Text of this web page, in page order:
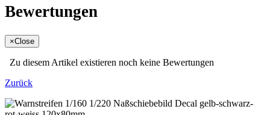
Bewertungen
×Close
Zu diesem Artikel existieren noch keine Bewertungen
Zurück